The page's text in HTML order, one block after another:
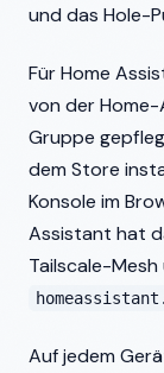
und das Hole-
Für Home
von der
Gruppe
dem Store
Konsole im
Assistant hat
Tailscale-Mesh
Auf jedem